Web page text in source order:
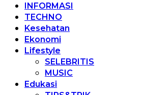
INFORMASI
TECHNO
Kesehatan
Ekonomi
Lifestyle
SELEBRITIS
MUSIC
Edukasi